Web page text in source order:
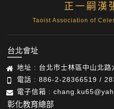
正一嗣漢
Taoist Association of
台北會址
地址 : 台北市士林區中山北路
電話 : 886-2-28366519 /
電子信箱 :
彰化教育總部